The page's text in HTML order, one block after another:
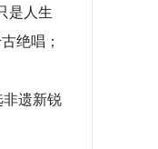
是人生
绝唱；
非遗新锐